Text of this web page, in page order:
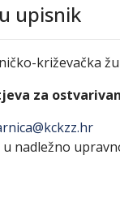
upisnik
križevačka
za
nadležno